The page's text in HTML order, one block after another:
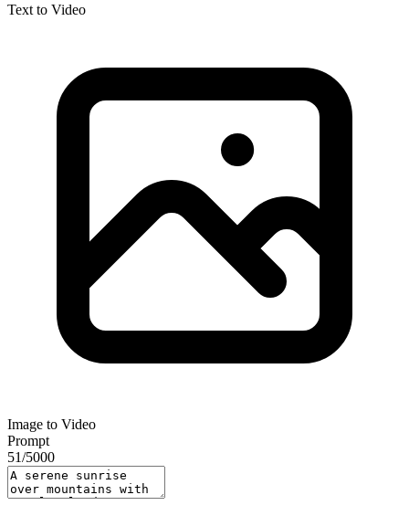
Text to Video
Image to Video
Prompt
51/5000